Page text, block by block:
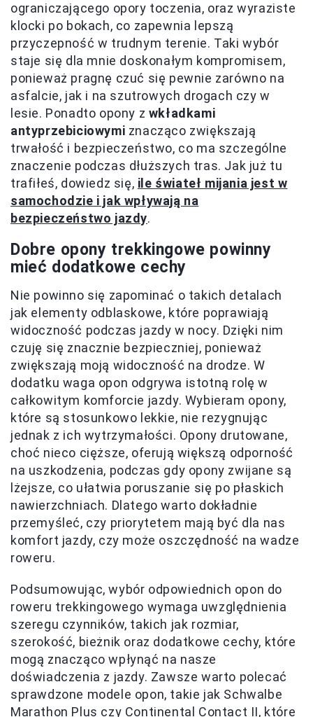
ograniczającego opory toczenia, oraz wyraziste
klocki po bokach, co zapewnia lepszą
przyczepność w trudnym terenie. Taki wybór
staje się dla mnie doskonałym kompromisem,
ponieważ pragnę czuć się pewnie zarówno na
asfalcie, jak i na szutrowych drogach czy w
lesie. Ponadto opony z wkładkami
antyprzebiciowymi znacząco zwiększają
trwałość i bezpieczeństwo, co ma szczególne
znaczenie podczas dłuższych tras. Jak już tu
trafiłeś, dowiedz się, ile świateł mijania jest w
samochodzie i jak wpływają na
bezpieczeństwo jazdy.
Dobre opony trekkingowe powinny
mieć dodatkowe cechy
Nie powinno się zapominać o takich detalach
jak elementy odblaskowe, które poprawiają
widoczność podczas jazdy w nocy. Dzięki nim
czuję się znacznie bezpieczniej, ponieważ
zwiększają moją widoczność na drodze. W
dodatku waga opon odgrywa istotną rolę w
całkowitym komforcie jazdy. Wybieram opony,
które są stosunkowo lekkie, nie rezygnując
jednak z ich wytrzymałości. Opony drutowane,
choć nieco cięższe, oferują większą odporność
na uszkodzenia, podczas gdy opony zwijane są
lżejsze, co ułatwia poruszanie się po płaskich
nawierzchniach. Dlatego warto dokładnie
przemyśleć, czy priorytetem mają być dla nas
komfort jazdy, czy może oszczędność na wadze
roweru.
Podsumowując, wybór odpowiednich opon do
roweru trekkingowego wymaga uwzględnienia
szeregu czynników, takich jak rozmiar,
szerokość, bieżnik oraz dodatkowe cechy, które
mogą znacząco wpłynąć na nasze
doświadczenia z jazdy. Zawsze warto polecać
sprawdzone modele opon, takie jak Schwalbe
Marathon Plus czy Continental Contact II, które